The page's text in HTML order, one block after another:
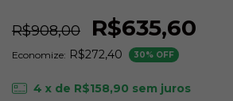
R$908,00 R$635,60
Economize: R$272,40 30% OFF
4 x de R$158,90 sem juros